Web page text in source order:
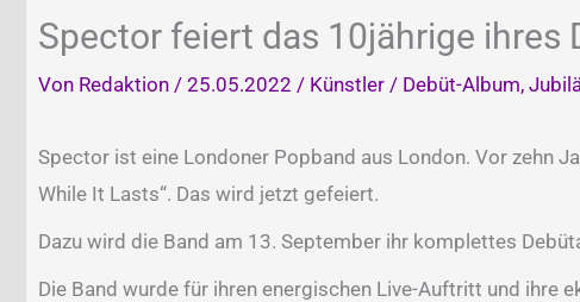
Spector feiert das 10jährige ihres
Von Redaktion / 25.05.2022 / Künstler / Debüt-Album,
Spector ist eine Londoner Popband aus London. Vor zehn
While It Lasts“. Das wird jetzt gefeiert.
Dazu wird die Band am 13. September ihr komplettes
Die Band wurde für ihren energischen Live-Auftritt und ihre